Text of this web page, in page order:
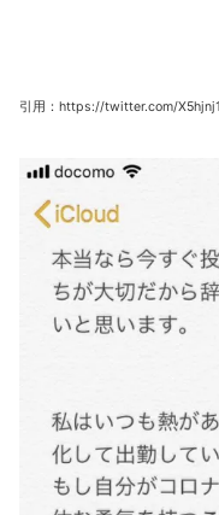
引用：https://twitter.com/